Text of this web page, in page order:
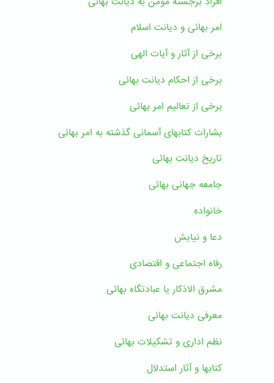
امر بهائی و دیانت اسلام
برخی از آثار و آیات الهی
برخی از احکام دیانت بهائی
برخی از تعالیم امر بهائی
بشارات کتابهای آسمانی گذشته به امر بهائی
تاریخ دیانت بهائی
جامعه جهانی بهائی
خانواده
دعا و نیایش
رفاه اجتماعی و اقتصادی
مشرق الاذکار یا عبادتگاه بهائی
معرفی دیانت بهائی
نظم اداری و تشکیلات بهائی
کتابها و آثار استدلال